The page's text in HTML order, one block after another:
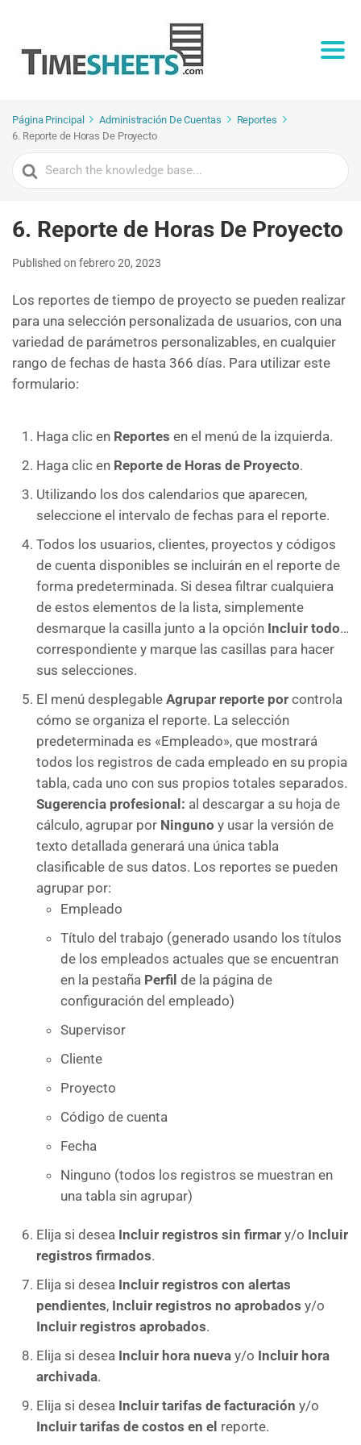
Página Principal Administración De Cuentas
Reportes
6. Reporte de Horas De Proyecto
Search
For
6. Reporte de Horas De Proyecto
Published on febrero 20, 2023
Los reportes de tiempo de proyecto se pueden realizar
para una selección personalizada de usuarios, con una
variedad de parámetros personalizables, en cualquier
rango de fechas de hasta 366 días. Para utilizar este
formulario:
Haga clic en Reportes en el menú de la izquierda.
Haga clic en Reporte de Horas de Proyecto.
Utilizando los dos calendarios que aparecen,
seleccione el intervalo de fechas para el reporte.
Todos los usuarios, clientes, proyectos y códigos
de cuenta disponibles se incluirán en el reporte de
forma predeterminada. Si desea filtrar cualquiera
de estos elementos de la lista, simplemente
desmarque la casilla junto a la opción Incluir todo…
correspondiente y marque las casillas para hacer
sus selecciones.
El menú desplegable Agrupar reporte por controla
cómo se organiza el reporte. La selección
predeterminada es «Empleado», que mostrará
todos los registros de cada empleado en su propia
tabla, cada uno con sus propios totales separados.
Sugerencia profesional: al descargar a su hoja de
cálculo, agrupar por Ninguno y usar la versión de
texto detallada generará una única tabla
clasificable de sus datos. Los reportes se pueden
agrupar por:
Empleado
Título del trabajo (generado usando los títulos
de los empleados actuales que se encuentran
en la pestaña Perfil de la página de
configuración del empleado)
Supervisor
Cliente
Proyecto
Código de cuenta
Fecha
Ninguno (todos los registros se muestran en
una tabla sin agrupar)
Elija si desea Incluir registros sin firmar y/o Incluir
registros firmados.
Elija si desea Incluir registros con alertas
pendientes, Incluir registros no aprobados y/o
Incluir registros aprobados.
Elija si desea Incluir hora nueva y/o Incluir hora
archivada.
Elija si desea Incluir tarifas de facturación y/o
Incluir tarifas de costos en el reporte.